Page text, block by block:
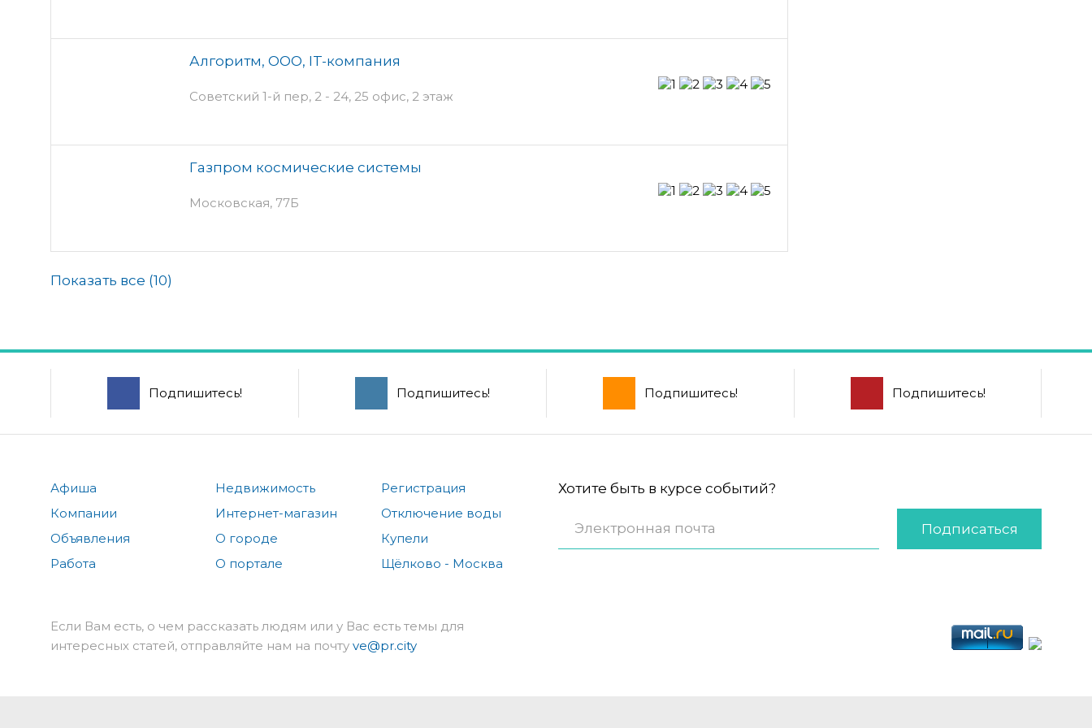
Алгоритм, ООО, IT-компания
Советский 1-й пер, 2 - 24, 25 офис, 2 этаж
Газпром космические системы
Московская, 77Б
Показать все (10)
Подпишитесь! Подпишитесь! Подпишитесь! Подпишитесь!
Афиша
Компании
Объявления
Работа
Недвижимость
Интернет-магазин
О городе
О портале
Регистрация
Отключение воды
Купели
Щёлково - Москва
Хотите быть в курсе событий?
Подписаться
Если Вам есть, о чем рассказать людям или у Вас есть темы для
интересных статей, отправляйте нам на почту ve@pr.city